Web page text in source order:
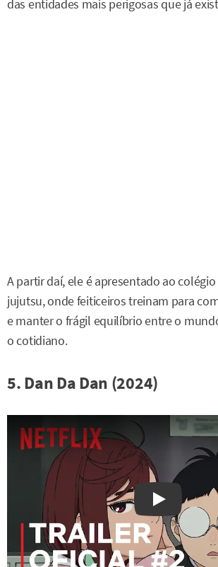
das entidades mais perigosas que já
A partir daí, ele é apresentado ao
jujutsu, onde feiticeiros treinam para
e manter o frágil equilíbrio entre o
o cotidiano.
5. Dan Da Dan (2024)
Watch on